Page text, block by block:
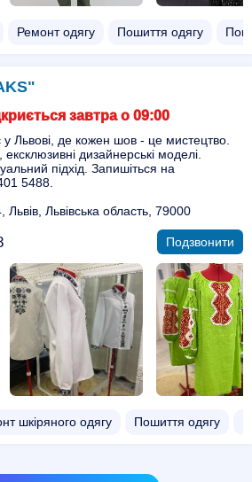
Ремонт одягу Пошиття одягу
завтра о 09:00
у Львові, де кожен шов - це мистецтво.
дизайнерські моделі.
підхід. Запишіться на
5488.
Львівська область, 79000
Подзвонити
шкіряного одягу Пошиття одягу